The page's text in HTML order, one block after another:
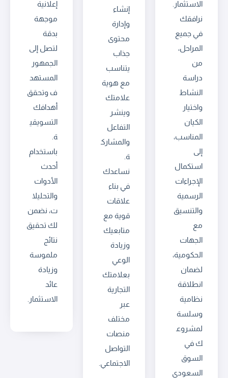
الاستثمار.
نرافقك
في جميع
المراحل،
من
دراسة
النشاط
واختيار
الكيان
المناسب،
إلى
استكمال
الإجراءات
الرسمية
والتنسيق
مع
الجهات
الحكومية،
لضمان
انطلاقة
نظامية
وسلسة
لمشروع
ك في
السوق
السعودي
إنشاء
وإدارة
محتوى
جذاب
يتناسب
مع هوية
علامتك
وينشر
التفاعل
والمشارك
ة.
نساعدك
في بناء
علاقات
قوية مع
متابعيك
وزيادة
الوعي
بعلامتك
التجارية
عبر
مختلف
منصات
التواصل
الاجتماعي.
إعلانية
موجهة
بدقة
لتصل إلى
الجمهور
المستهد
ف وتحقق
أهدافك
التسويقي
ة.
باستخدام
أحدث
الأدوات
والتحليلا
ت، نضمن
لك تحقيق
نتائج
ملموسة
وزيادة
عائد
الاستثمار.